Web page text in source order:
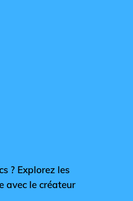
? Explorez les
avec le créateur